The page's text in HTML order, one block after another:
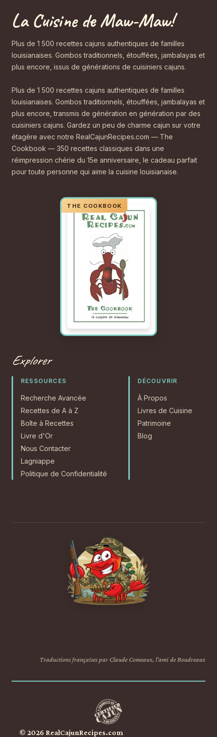
La Cuisine de Maw-Maw!
Plus de 1 500 recettes cajuns authentiques de familles
louisianaises. Gombos traditionnels, étouffées, jambalayas et
plus encore, issus de générations de cuisiniers cajuns.
Plus de 1 500 recettes cajuns authentiques de familles
louisianaises. Gombos traditionnels, étouffées, jambalayas et
plus encore, transmis de génération en génération par des
cuisiniers cajuns. Gardez un peu de charme cajun sur votre
étagère avec notre RealCajunRecipes.com — The
Cookbook — 350 recettes classiques dans une
réimpression chérie du 15e anniversaire, le cadeau parfait
pour toute personne qui aime la cuisine louisianaise.
Explorer
RESSOURCES
Recherche Avancée
Recettes de A à Z
Boîte à Recettes
Livre d'Or
Nous Contacter
Lagniappe
Politique de Confidentialité
DÉCOUVRIR
À Propos
Livres de Cuisine
Patrimoine
Blog
Traductions françaises par Claude Comeaux, l'ami de Boudreaux
© 2026 RealCajunRecipes.com